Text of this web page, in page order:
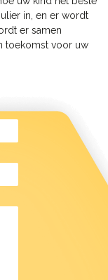
in, en er wordt
er samen
toekomst voor uw